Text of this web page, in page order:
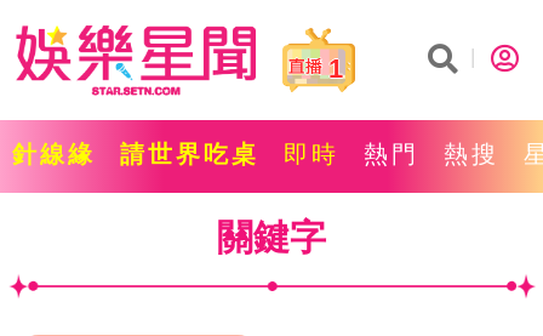
1
針線緣 請世界吃桌 即時 熱門 熱搜
關鍵字